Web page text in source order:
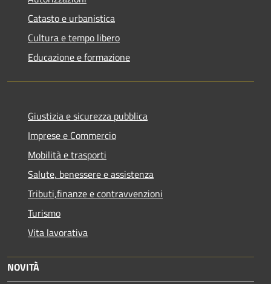
Catasto e urbanistica
Cultura e tempo libero
Educazione e formazione
Giustizia e sicurezza pubblica
Imprese e Commercio
Mobilità e trasporti
Salute, benessere e assistenza
Tributi,finanze e contravvenzioni
Turismo
Vita lavorativa
NOVITÀ